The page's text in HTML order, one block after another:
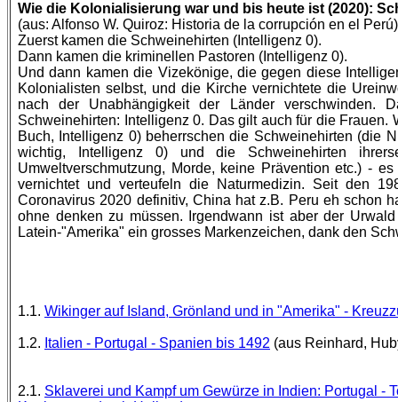
Wie die Kolonialisierung war und bis heute ist (2020):
(aus: Alfonso W. Quiroz: Historia de la corrupción en el Perú)
Zuerst kamen die Schweinehirten (Intelligenz 0).
Dann kamen die kriminellen Pastoren (Intelligenz 0).
Und dann kamen die Vizekönige, die gegen diese
Kolonialisten selbst, und die Kirche vernichtete die
nach der Unabhängigkeit der Länder verschwinden.
Schweinehirten: Intelligenz 0. Das gilt auch für die
Buch, Intelligenz 0) beherrschen die Schweinehirten (die
wichtig, Intelligenz 0) und die Schweinehirten
Umweltverschmutzung, Morde, keine Prävention etc.) -
vernichtet und verteufeln die Naturmedizin. Seit den
Coronavirus 2020 definitiv, China hat z.B. Peru eh schon
ohne denken zu müssen. Irgendwann ist aber der
Latein-"Amerika" ein grosses Markenzeichen, dank den
1.1. Wikinger auf Island, Grönland und in "Amerika" -
1.2. Italien - Portugal - Spanien bis 1492 (aus Reinhard,
2.1. Sklaverei und Kampf um Gewürze in Indien: Portugal -